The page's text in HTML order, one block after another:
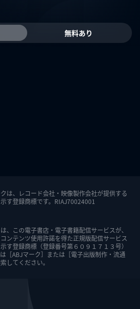
無料あり
は、レコード会社・映像製作会社が提供する
す登録商標です。RIAJ70024001
、この電子書店・電子書籍配信サービスが、
ンテンツ使用許諾を得た正規版配信サービス
す登録商標（登録番号第６０９１７１３号）
［ABJマーク］または［電子出版制作・流通
してください。